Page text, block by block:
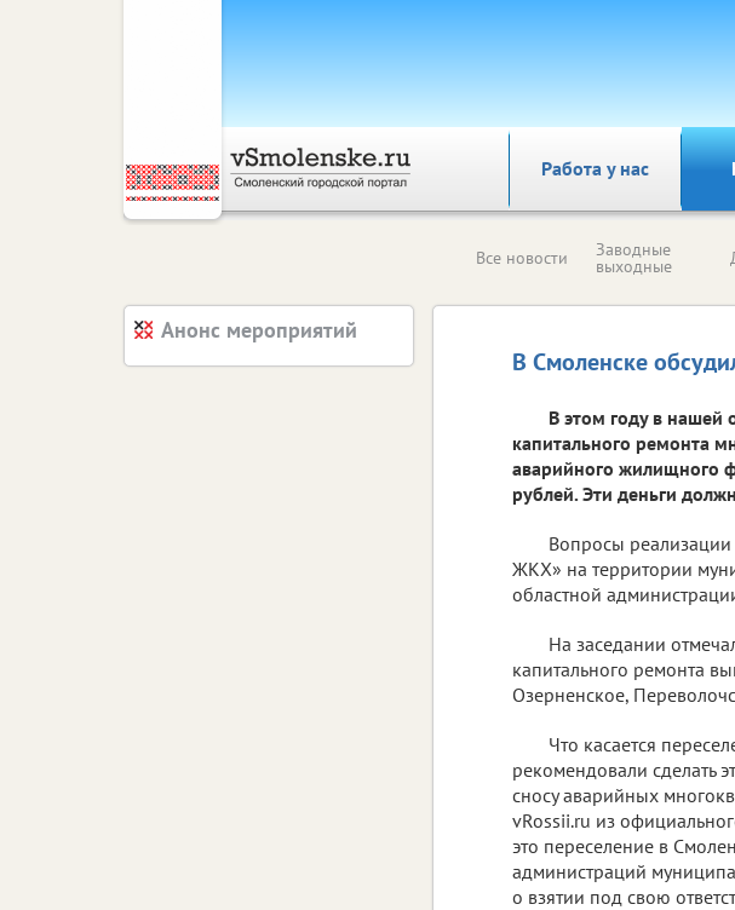
Работа у нас
Все новости Заводные
выходные
В Смоленске
В этом году в нашей
капитального ремонта
аварийного жилищного
рублей. Эти деньги
Вопросы
ЖКХ» на территории
областной
На заседании
капитального ремонта
Озерненское,
Что касается
рекомендовали сделать
сносу аварийных
vRossii.ru из
это переселение в
администраций
о взятии под свою
Анонс мероприятий